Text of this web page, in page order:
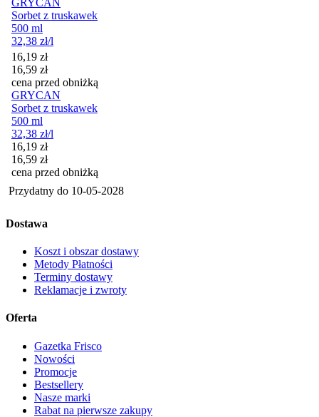
Sorbet z truskawek
500 ml
32,38 zł/l
Cena promocyjna
16,19 zł
16,59 zł
cena przed obniżką
GRYCAN
Sorbet z truskawek
500 ml
32,38 zł/l
Cena promocyjna
16,19 zł
16,59 zł
cena przed obniżką
Przydatny do 10-05-2028
Dostawa
Koszt i obszar dostawy
Metody Płatności
Terminy dostawy
Reklamacje i zwroty
Oferta
Gazetka Frisco
Nowości
Promocje
Bestsellery
Nasze marki
Rabat na pierwsze zakupy